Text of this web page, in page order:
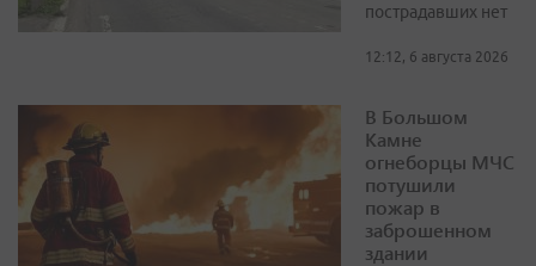
пострадавших нет
12:12, 6 августа 2026
В Большом
Камне
огнеборцы МЧС
потушили
пожар в
заброшенном
здании